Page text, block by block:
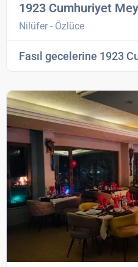
1923 Cumhuriyet
Nilüfer - Özlüce
Fasıl gecelerine 1923